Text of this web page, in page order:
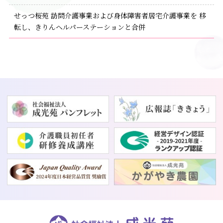
せっつ桜苑 訪問介護事業および身体障害者居宅介護事業を 移
転し、きりんヘルパーステーションと合併